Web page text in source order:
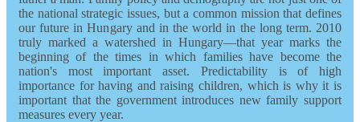
the national strategic issues, but a common mission that defines
our future in Hungary and in the world in the long term. 2010
truly marked a watershed in Hungary—that year marks the
beginning of the times in which families have become the
nation's most important asset. Predictability is of high
importance for having and raising children, which is why it is
important that the government introduces new family support
measures every year.